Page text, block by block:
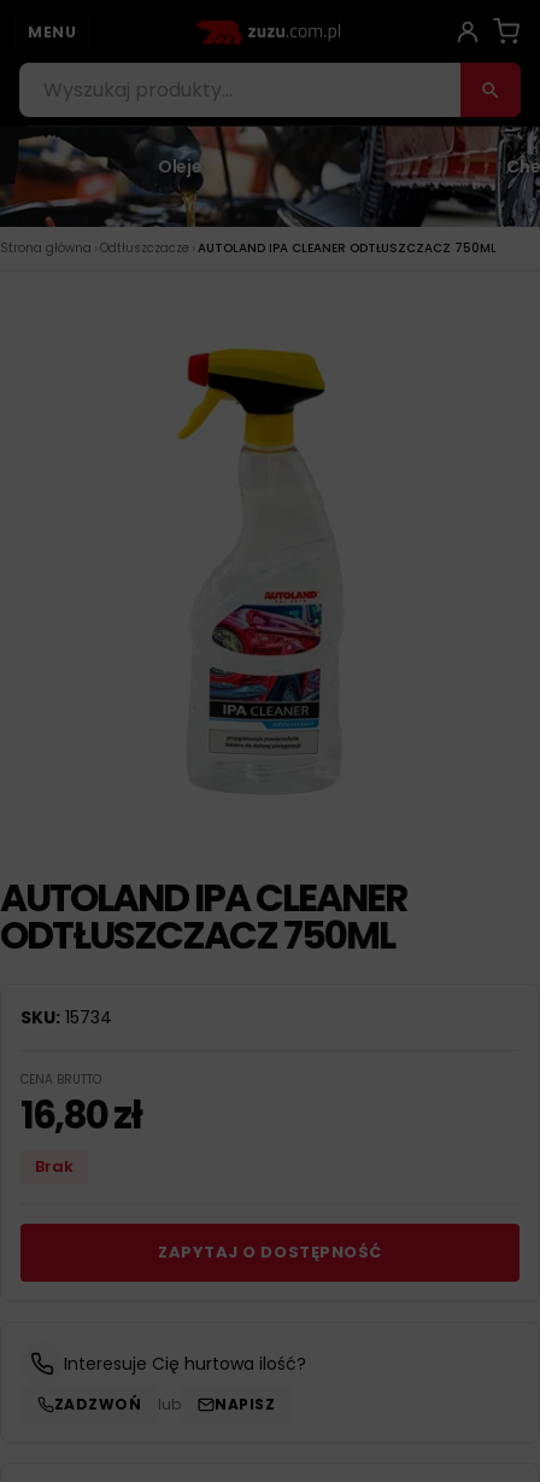
MENU
Oleje
Strona główna › Odtłuszczacze › AUTOLAND IPA CLEANER ODTŁUSZCZACZ 750ML
AUTOLAND IPA CLEANER
ODTŁUSZCZACZ 750ML
SKU: 15734
CENA BRUTTO
16,80zł
Brak
ZAPYTAJ O DOSTĘPNOŚĆ
Interesuje Cię hurtowa ilość?
ZADZWOŃ lub NAPISZ